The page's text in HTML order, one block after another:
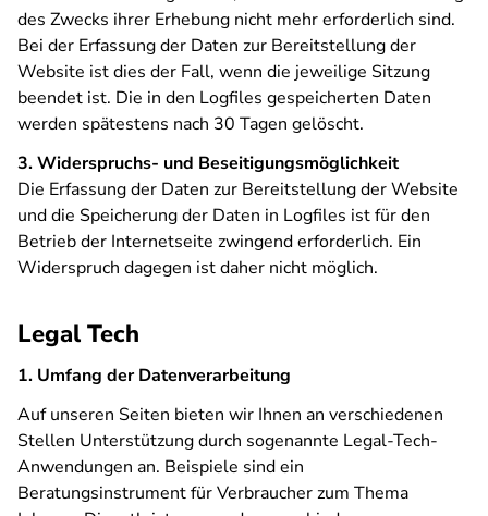
des Zwecks ihrer Erhebung nicht mehr erforderlich sind.
Bei der Erfassung der Daten zur Bereitstellung der
Website ist dies der Fall, wenn die jeweilige Sitzung
beendet ist. Die in den Logfiles gespeicherten Daten
werden spätestens nach 30 Tagen gelöscht.
3. Widerspruchs- und Beseitigungsmöglichkeit
Die Erfassung der Daten zur Bereitstellung der Website
und die Speicherung der Daten in Logfiles ist für den
Betrieb der Internetseite zwingend erforderlich. Ein
Widerspruch dagegen ist daher nicht möglich.
Legal Tech
1. Umfang der Datenverarbeitung
Auf unseren Seiten bieten wir Ihnen an verschiedenen
Stellen Unterstützung durch sogenannte Legal-Tech-
Anwendungen an. Beispiele sind ein
Beratungsinstrument für Verbraucher zum Thema